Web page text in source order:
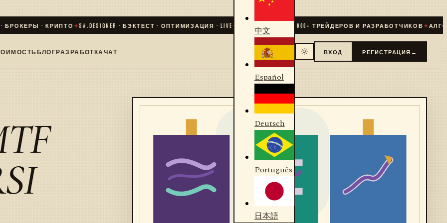
· КРИПТО✦S#.DESIGNER · БЭКТЕСТ · ОПТИМИЗАЦИЯ · LIVE ✦СООБЩЕСТВО 31 000+ ТРЕЙДЕРОВ И РАЗРАБОТЧИКОВ✦
БЛОГРАЗРАБОТКАЧАТ
中文
Español
Deutsch
Português
日本語
ВХОД РЕГИСТРАЦИЯ →